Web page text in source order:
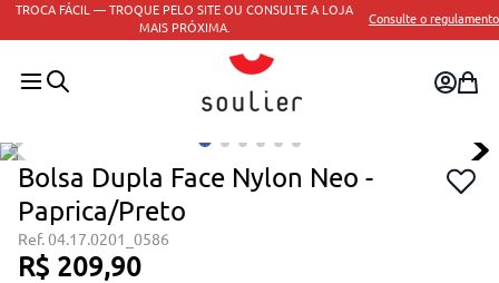
TROCA FÁCIL — TROQUE PELO SITE OU CONSULTE A LOJA
MAIS PRÓXIMA.
Consulte o regulamento
Bolsa Dupla Face Nylon Neo -
Paprica/Preto
04.17.0201_0586
R$ 209,90